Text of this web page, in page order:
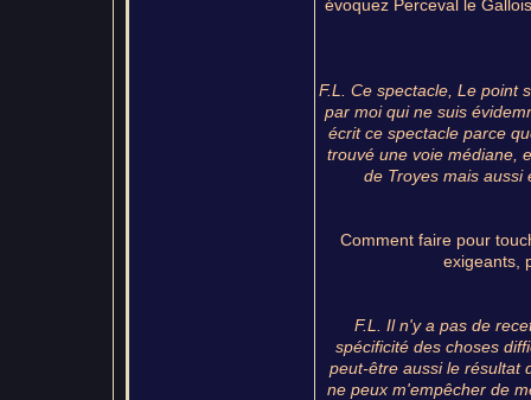
évoquez Perceval le
F.L. Ce spectacle, Le point
par moi qui ne suis
écrit ce spectacle parce
trouvé une voie médiane,
de Troyes mais aussi
Comment faire pour
exigeants,
F.L. Il n'y a pas de
spécificité des choses
peut-être aussi le résultat
ne peux m'empêcher de